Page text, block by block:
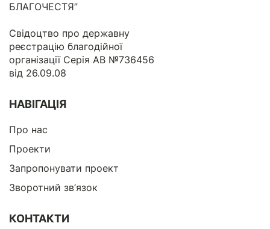
БЛАГОЧЕСТЯ”
Свідоцтво про державну
реєстрацію благодійної
організації Серія АВ №736456
від 26.09.08
НАВІГАЦІЯ
Про нас
Проекти
Запропонувати проект
Зворотний зв’язок
КОНТАКТИ